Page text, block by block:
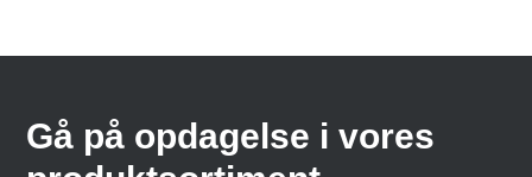
Gå på opdagelse i vores